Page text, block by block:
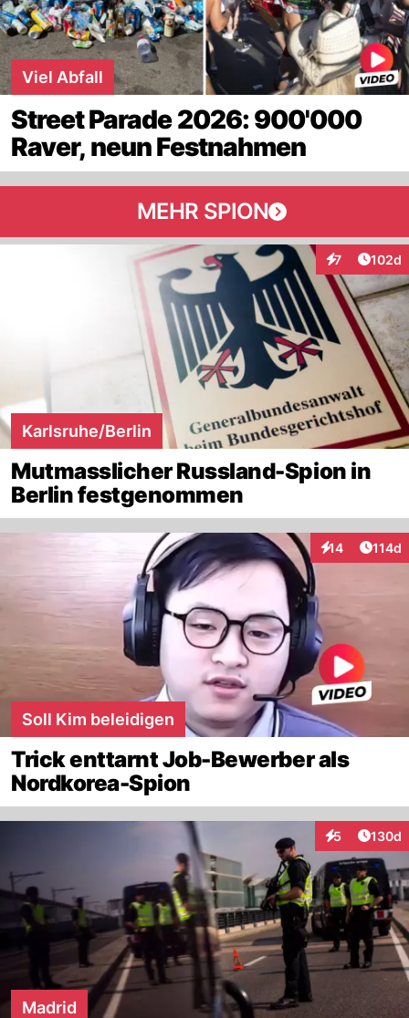
Viel Abfall
Street Parade 2026: 900'000
Raver, neun Festnahmen
MEHR SPION
7
Interaktionen
102d
Karlsruhe/Berlin
Mutmasslicher Russland-Spion in
Berlin festgenommen
14
Interaktionen
114d
Soll Kim beleidigen
Trick enttarnt Job-Bewerber als
Nordkorea-Spion
5
Interaktionen
130d
Madrid